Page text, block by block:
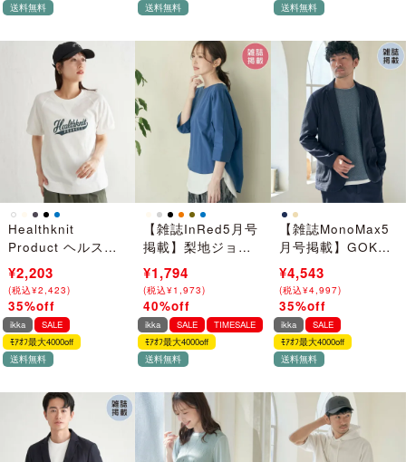
送料無料
Healthknit
Product ヘルスニ
ットプロダクト ガ
ゼット半袖Tシャツ
¥3,390
(税込¥3,729)
→
¥2,203
(税込¥2,423)
35%off
送料無料
【雑誌InRed5月号
掲載】梨地ジョー
ゼットドルマンプ
ルオーバー【親子
コーデ】
¥2,990
(税込¥3,289)
→
¥1,794
(税込¥1,973)
40%off
送料無料
【雑誌MonoMax5
月号掲載】GOKU
楽ワークサッカー
ジャケット【セッ
トアップ対応】
¥6,990
(税込¥7,689)
→
¥4,543
(税込¥4,997)
35%off
ikka
SALE
ﾓｱｵﾌ最大4000off
送料無料
ikka SALE
TIMESALE
ﾓｱｵﾌ最大4000off
送料無料
ikka
SALE
ﾓｱｵﾌ最大4000off
送料無料